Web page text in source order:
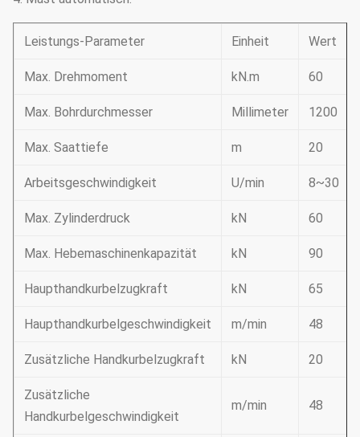
Leistungs-Parameter Einheit Wert
Max. Drehmoment kN.m 60
Max. Bohrdurchmesser Millimeter 1200
Max. Saattiefe m 20
Arbeitsgeschwindigkeit U/min 8~30
Max. Zylinderdruck kN 60
Max. Hebemaschinenkapazität kN 90
Haupthandkurbelzugkraft kN 65
Haupthandkurbelgeschwindigkeit m/min 48
Zusätzliche Handkurbelzugkraft kN 20
Zusätzliche
Handkurbelgeschwindigkeit
m/min 48